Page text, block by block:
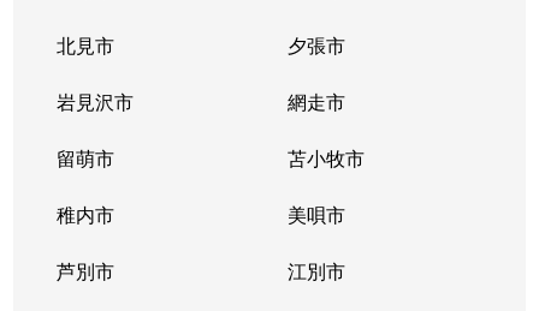
北見市 夕張市
岩見沢市 網走市
留萌市 苫小牧市
稚内市 美唄市
芦別市 江別市